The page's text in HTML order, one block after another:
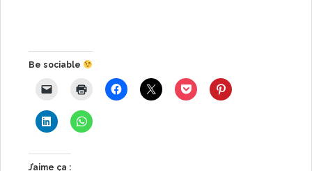
Be sociable
J’aime ça :